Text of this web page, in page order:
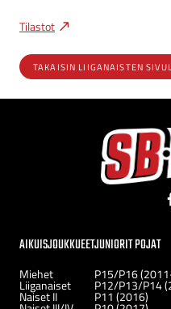
Tilastot
TAKAISIN LIIGANAISTEN
AIKUISJOUKKUEET
Miehet
Liiganaiset
Naiset II
JUNIORIT POJAT
P15/P16
P12/P13/P14
P11 (2016)